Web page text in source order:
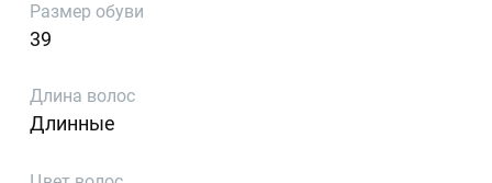
Размер обуви
39
Длина волос
Длинные